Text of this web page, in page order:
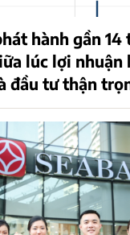
hành gần 14
lúc lợi nhuận
đầu tư thận